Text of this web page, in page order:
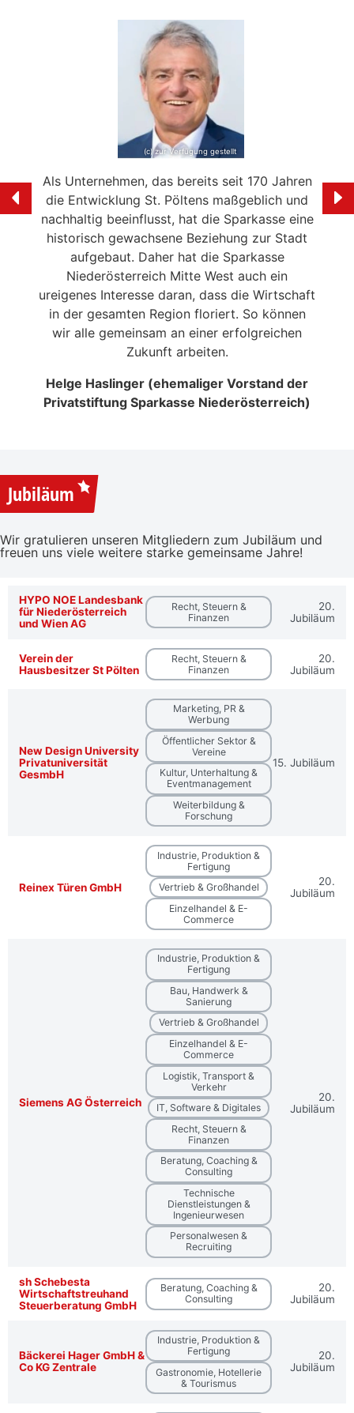
Als Unternehmen, das bereits seit 170 Jahren
die Entwicklung St. Pöltens maßgeblich und
nachhaltig beeinflusst, hat die Sparkasse eine
historisch gewachsene Beziehung zur Stadt
aufgebaut. Daher hat die Sparkasse
Niederösterreich Mitte West auch ein
ureigenes Interesse daran, dass die Wirtschaft
in der gesamten Region floriert. So können
wir alle gemeinsam an einer erfolgreichen
Zukunft arbeiten.
Helge Haslinger (ehemaliger Vorstand der
Privatstiftung Sparkasse Niederösterreich)
(c) zur Verfügung gestellt
Ich
Jubiläum
Wir gratulieren unseren Mitgliedern zum Jubiläum und
freuen uns viele weitere starke gemeinsame Jahre!
HYPO NOE Landesbank
für Niederösterreich
und Wien AG
Recht, Steuern &
Finanzen
20.
Jubiläum
Verein der
Hausbesitzer St Pölten
Recht, Steuern &
Finanzen
20.
Jubiläum
New Design University
Privatuniversität
GesmbH
Marketing, PR &
Werbung
Öffentlicher Sektor &
Vereine
Kultur, Unterhaltung &
Eventmanagement
Weiterbildung &
Forschung
15. Jubiläum
Reinex Türen GmbH
Industrie, Produktion &
Fertigung
Vertrieb & Großhandel
Einzelhandel & E-
Commerce
20.
Jubiläum
Siemens AG Österreich
Industrie, Produktion &
Fertigung
Bau, Handwerk &
Sanierung
Vertrieb & Großhandel
Einzelhandel & E-
Commerce
Logistik, Transport &
Verkehr
IT, Software & Digitales
Recht, Steuern &
Finanzen
Beratung, Coaching &
Consulting
Technische
Dienstleistungen &
Ingenieurwesen
Personalwesen &
Recruiting
20.
Jubiläum
sh Schebesta
Wirtschaftstreuhand
Steuerberatung GmbH
Beratung, Coaching &
Consulting
20.
Jubiläum
Bäckerei Hager GmbH &
Co KG Zentrale
Industrie, Produktion &
Fertigung
Gastronomie, Hotellerie
& Tourismus
20.
Jubiläum